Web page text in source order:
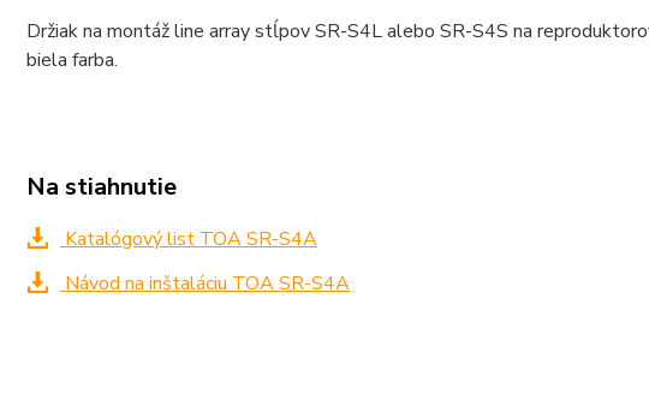
Držiak na montáž line array stĺpov SR-S4L alebo SR-S4S na
biela farba.
Na stiahnutie
Katalógový list TOA SR-S4A
Návod na inštaláciu TOA SR-S4A